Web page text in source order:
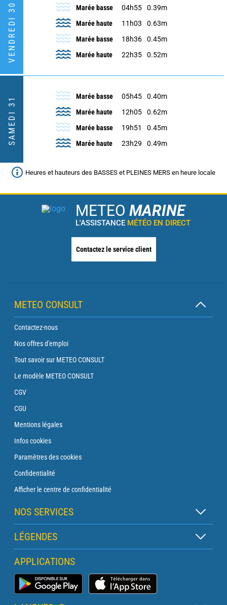
VENDREDI 30 Marée basse 04h55
0.39m
Marée haute
11h03
0.63m
Marée basse
18h36
0.45m
Marée haute
22h35 0.52m
SAMEDI 31 Marée basse 05h45
0.40m
Marée haute
12h05
0.62m
Marée basse
19h51
0.45m
Marée haute
23h29 0.49m
Heures et hauteurs des BASSES et PLEINES MERS en heure locale
METEO MARINE
L'ASSISTANCE MÉTÉO EN DIRECT
Contactez le service client
METEO CONSULT
Contactez-nous
Nos offres d'emploi
Tout savoir sur METEO CONSULT
Le modèle METEO CONSULT
CGV
CGU
Mentions légales
Infos cookies
Paramètres des cookies
Confidentialité
Afficher le centre de confidentialité
NOS SERVICES
Abonnement Zen
Abonnement Balise
Abonnement Traversée
Abonnement Phare
LÉGENDES
Légende des cartes
Légende des pictogrammes
Glossaire
APPLICATIONS
Application Météo Marine